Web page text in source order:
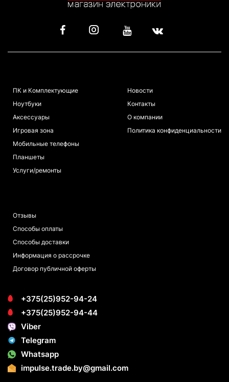
ПК и Комплектующие
Ноутбуки
Аксессуары
Игровая зона
Мобильные телефоны
Планшеты
Услуги/ремонты
Новости
Контакты
О компании
Политика конфиденциальности
Отзывы
Способы оплаты
Способы доставки
Информация о рассрочке
Договор публичной оферты
+375(25)952-94-24
+375(25)952-94-44
Viber
Telegram
Whatsapp
impulse.trade.by@gmail.com